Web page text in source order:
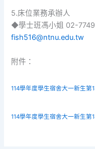
5.床位業務承辦人
◆學士班馮小姐 02-
fish516@ntnu.edu.tw
附件：
114學年度學生宿舍大一新生第
114學年度學生宿舍大一新生第